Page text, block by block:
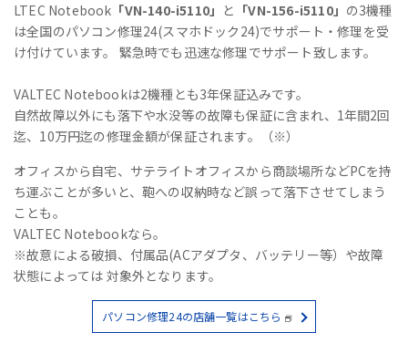
LTEC Notebook 「VN-140-i5110」 と 「VN-156-i5110」 の3機種
は全国のパソコン修理24(スマホドック24)でサポート・修理を受
け付けています。 緊急時でも迅速な修理でサポート致します。
VALTEC Notebookは2機種とも3年保証込みです。
自然故障以外にも落下や水没等の故障も保証に含まれ、1年間2回
迄、10万円迄の修理金額が保証されます。（※）
オフィスから自宅、サテライトオフィスから商談場所などPCを持
ち運ぶことが多いと、鞄への収納時など誤って落下させてしまう
ことも。
VALTEC Notebookなら。
※故意による破損、付属品(ACアダプタ、バッテリー等）や故障
状態によっては 対象外となります。
パソコン修理24の店舗一覧はこちら